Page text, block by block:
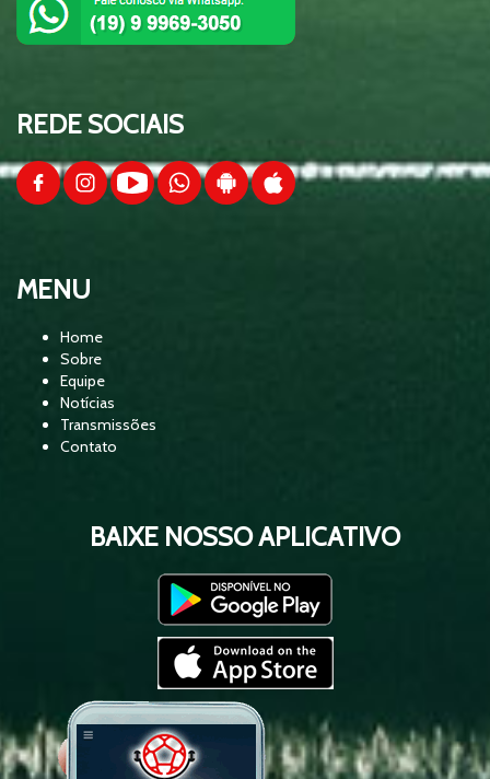
01:37:00
01:39:15Esquenta da Copa 2026 - Equipe Show
de Bola - Brasil x Haiti
01:33:52
02:52:39
03:02:27
02:18:21
RESENHA 93 - COBERTURA DA
CONVOCAÇÃO DA SELEÇÃO
BRASILEIRA
CORINTHIANS X SÃO PAULO -
BRASILEIRÃO 2026 - EQUIPE SHOW DE
BOLA
REDE SOCIAIS
MENU
Home
Sobre
Equipe
Notícias
Transmissões
Contato
BAIXE NOSSO APLICATIVO